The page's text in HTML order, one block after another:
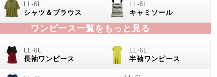
シャツ＆ブラウス キャミソール
ワンピース一覧をもっと見る
長袖ワンピース 半袖ワンピース